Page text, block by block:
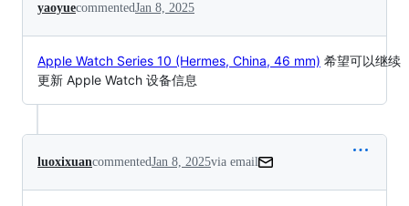
yaoyuecommentedJan 8, 2025
Apple Watch Series 10 (Hermes, China, 46 mm) 希望可以继续
更新 Apple Watch 设备信息
luoxixuancommentedJan 8, 2025via email